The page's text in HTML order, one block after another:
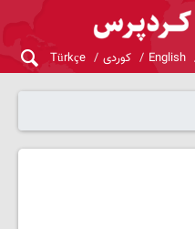
English کوردی Türkçe